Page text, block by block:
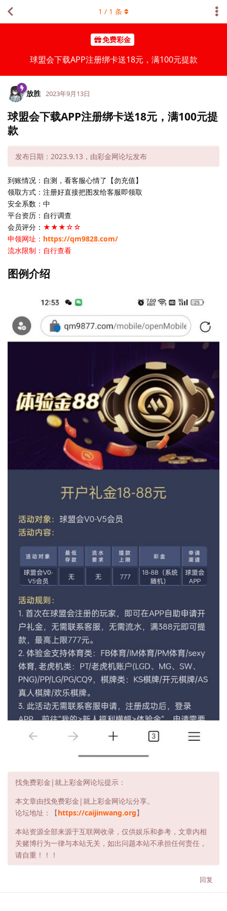
免费彩金
球盟会下载APP注册绑卡送18元，满100元提款
1 / 1 条
放胜 2023年9月13日
球盟会下载APP注册绑卡送18元，满100元提
款
发布日期：2023.9.13，由彩金网论坛发布
到账情况：自测，看客服心情了【勿充值】
领取方式：注册好直接把图发给客服即领取
安全系数：中
平台资历：自行调查
会员评分： ★★★☆☆
申领网址： https://qm9828.com/
流水限制：自行查看
图例介绍
找免费彩金|就上彩金网论坛提示：
本文章由找免费彩金|就上彩金网论坛分享。
论坛地址：【https://caijinwang.org】
本站资源全部来源于互联网收录，仅供娱乐和参考，文章内相
关赌博行为一律与本站无关，如出问题本站不承担任何责任，
请自重！！！
回复